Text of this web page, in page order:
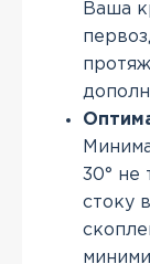
Ваша
30° не
стоку